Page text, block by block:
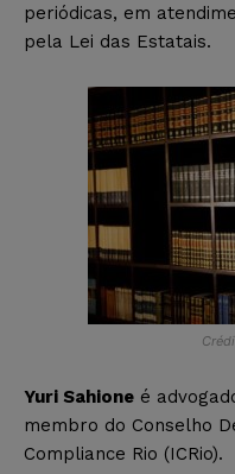
periódicas, em
pela Lei das Estatais.
Yuri Sahione é
membro do Conselho
Compliance Rio (ICRio).